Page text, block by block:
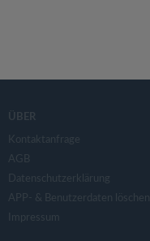
ÜBER
Kontaktanfrage
AGB
Datenschutzerklärung
APP- & Benutzerdaten löschen
Impressum